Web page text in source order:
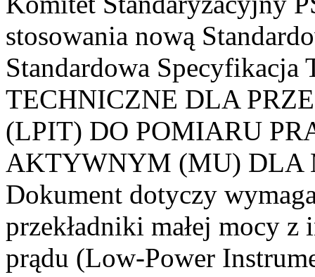
stosowania nową
Standardowa
TECHNICZNE DLA
(LPIT) DO POMIARU
AKTYWNYM (MU) DLA
Dokument dotyczy
przekładniki małej mocy
prądu (Low-Power